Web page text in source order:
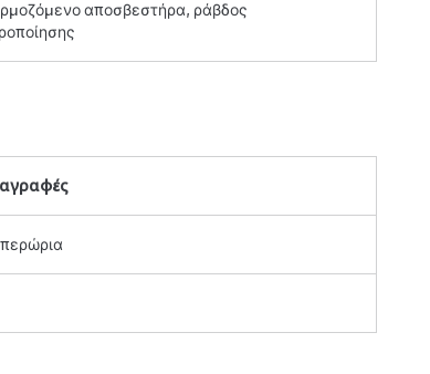
αποσβεστήρα, ράβδος